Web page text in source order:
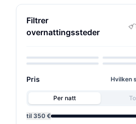
Åpne
Filtrer
overnattingssteder
Pris Hvilken
Per natt
til 350 €